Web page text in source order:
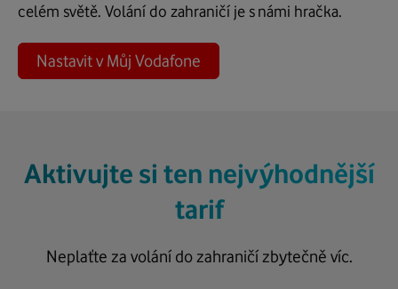
celém světě. Volání do zahraničí je s námi hračka.
Nastavit v Můj Vodafone
Aktivujte si ten nejvýhodnější
tarif
Neplaťte za volání do zahraničí zbytečně víc.